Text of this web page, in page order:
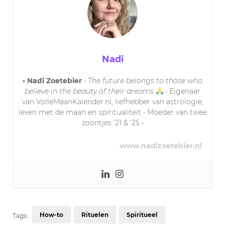
Nadi
• Nadi Zoetebier • The future belongs to those who
believe in the beauty of their dreams
• Eigenaar
van VolleMaanKalender.nl, liefhebber van astrologie,
leven met de maan en spiritualiteit • Moeder van twee
zoontjes ’21 & ’25 •
www.nadizoetebier.nl
Tags: How-to Rituelen Spiritueel